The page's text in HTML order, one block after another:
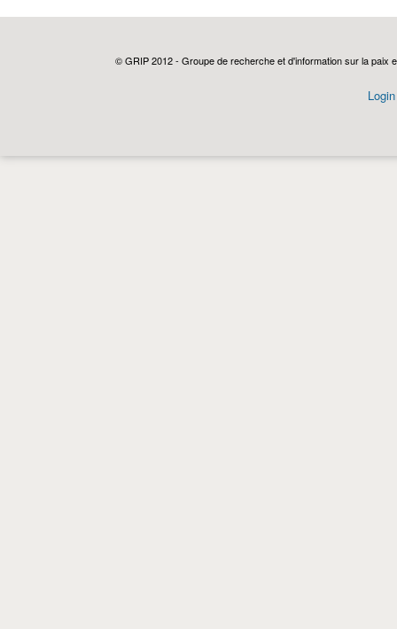
© GRIP 2012 - Groupe de recherche et d'information sur la paix
Login